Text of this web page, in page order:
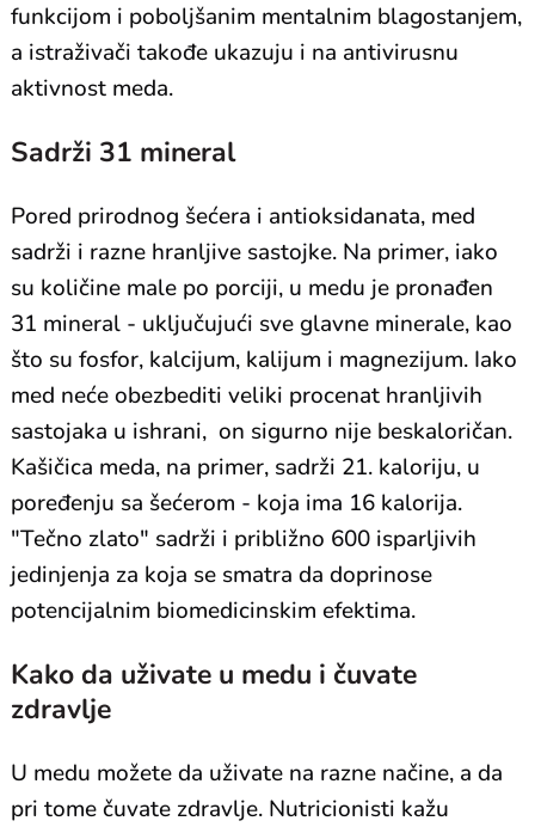
funkcijom i poboljšanim mentalnim blagostanjem,
a istraživači takođe ukazuju i na antivirusnu
aktivnost meda.
Sadrži 31 mineral
Pored prirodnog šećera i antioksidanata, med
sadrži i razne hranljive sastojke. Na primer, iako
su količine male po porciji, u medu je pronađen
31 mineral - uključujući sve glavne minerale, kao
što su fosfor, kalcijum, kalijum i magnezijum. Iako
med neće obezbediti veliki procenat hranljivih
sastojaka u ishrani, on sigurno nije beskaloričan.
Kašičica meda, na primer, sadrži 21. kaloriju, u
poređenju sa šećerom - koja ima 16 kalorija.
"Tečno zlato" sadrži i približno 600 isparljivih
jedinjenja za koja se smatra da doprinose
potencijalnim biomedicinskim efektima.
Kako da uživate u medu i čuvate
zdravlje
U medu možete da uživate na razne načine, a da
pri tome čuvate zdravlje. Nutricionisti kažu